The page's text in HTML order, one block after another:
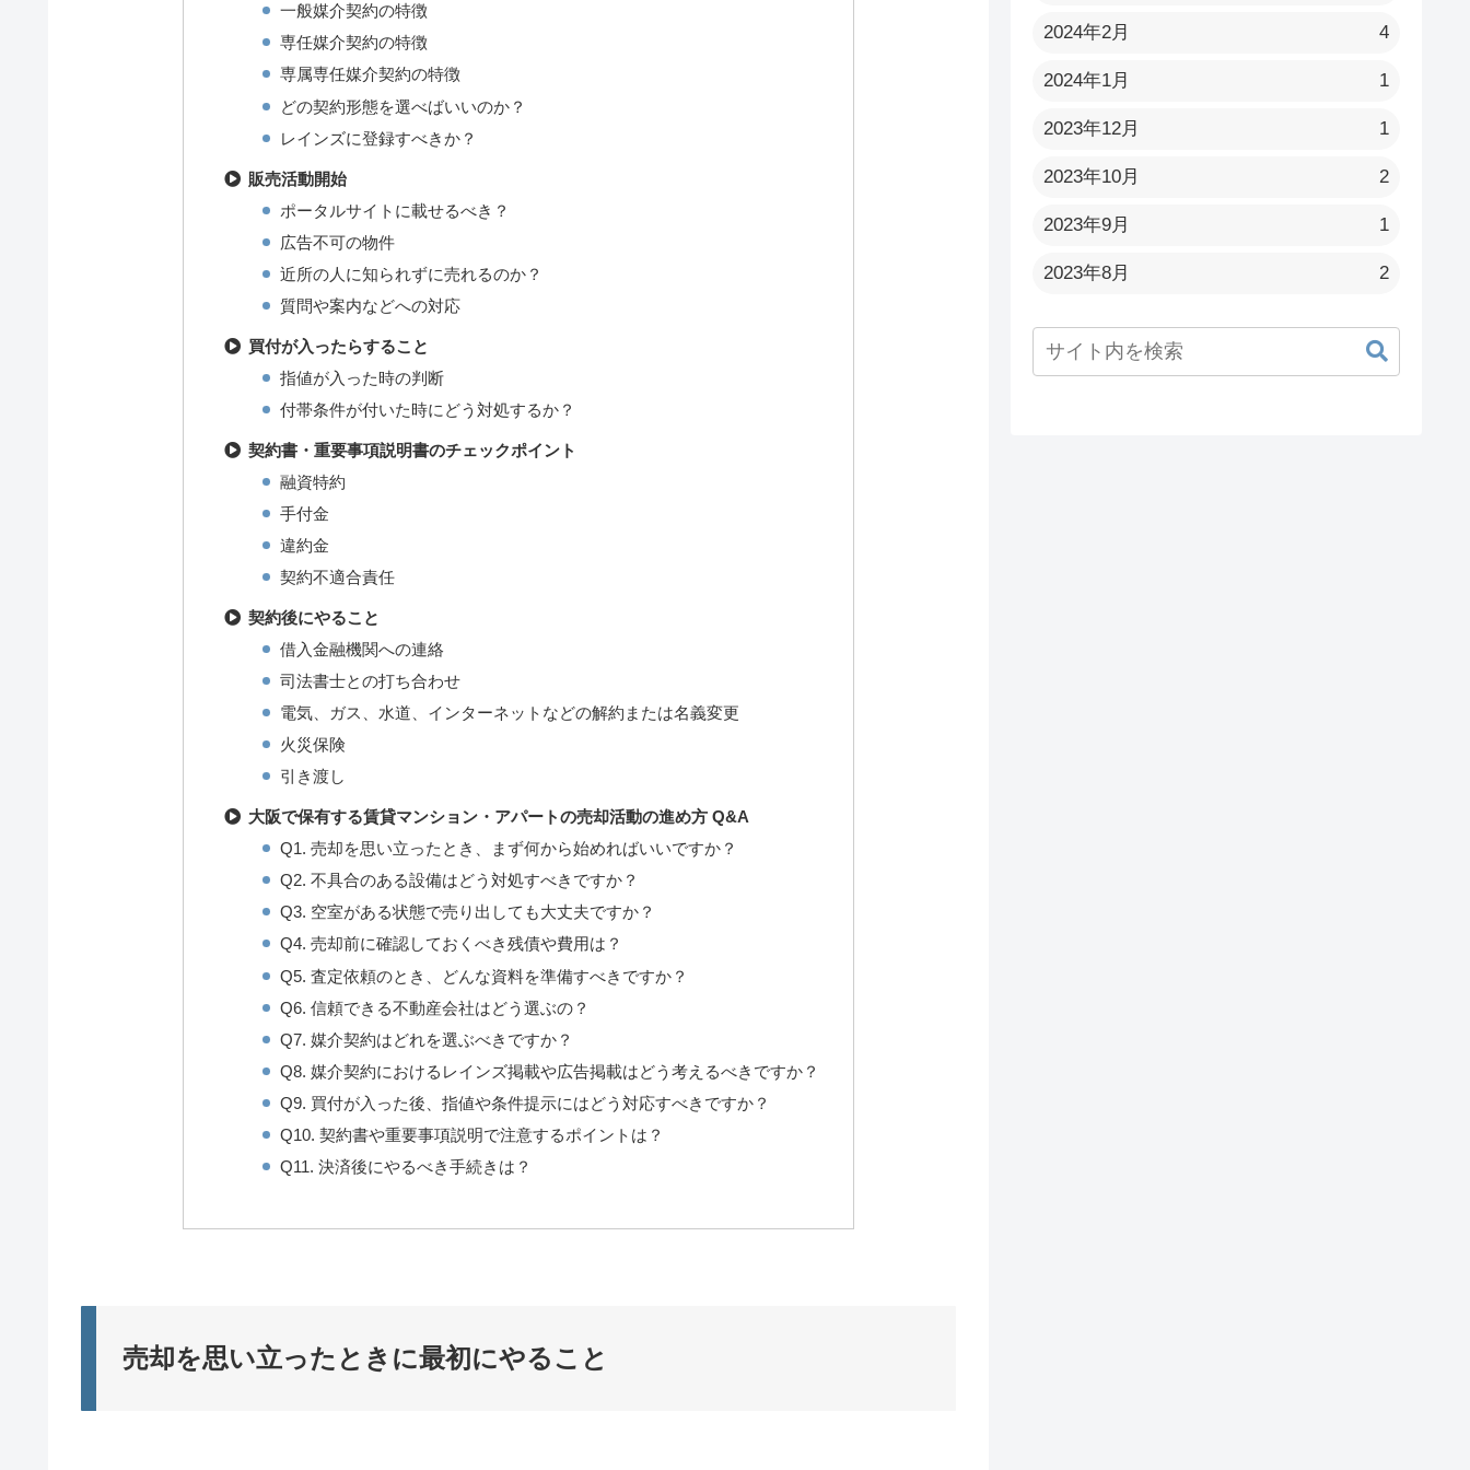
一般媒介契約の特徴
専任媒介契約の特徴
専属専任媒介契約の特徴
どの契約形態を選べばいいのか？
レインズに登録すべきか？
販売活動開始
ポータルサイトに載せるべき？
広告不可の物件
近所の人に知られずに売れるのか？
質問や案内などへの対応
買付が入ったらすること
指値が入った時の判断
付帯条件が付いた時にどう対処するか？
契約書・重要事項説明書のチェックポイント
融資特約
手付金
違約金
契約不適合責任
契約後にやること
借入金融機関への連絡
司法書士との打ち合わせ
電気、ガス、水道、インターネットなどの解約または名義変更
火災保険
引き渡し
大阪で保有する賃貸マンション・アパートの売却活動の進め方 Q&A
Q1. 売却を思い立ったとき、まず何から始めればいいですか？
Q2. 不具合のある設備はどう対処すべきですか？
Q3. 空室がある状態で売り出しても大丈夫ですか？
Q4. 売却前に確認しておくべき残債や費用は？
Q5. 査定依頼のとき、どんな資料を準備すべきですか？
Q6. 信頼できる不動産会社はどう選ぶの？
Q7. 媒介契約はどれを選ぶべきですか？
Q8. 媒介契約におけるレインズ掲載や広告掲載はどう考えるべきですか？
Q9. 買付が入った後、指値や条件提示にはどう対応すべきですか？
Q10. 契約書や重要事項説明で注意するポイントは？
Q11. 決済後にやるべき手続きは？
売却を思い立ったときに最初にやること
2024年2月 4
2024年1月 1
2023年12月 1
2023年10月 2
2023年9月 1
2023年8月 2